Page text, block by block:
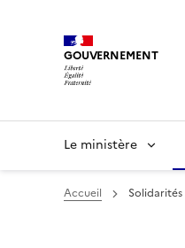
GOUVERNEMENT
Le ministère
Accueil Solidarités